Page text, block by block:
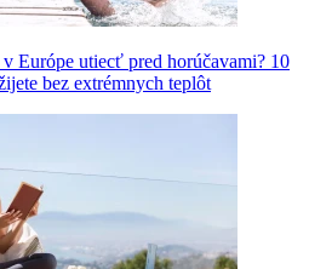
Európe utiecť pred horúčavami? 10
bez extrémnych teplôt